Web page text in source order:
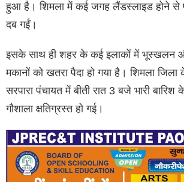
हुआ है। शिमला में कई जगह लैंडस्लाइड होने से
दब गईं।
इसके साथ ही शहर के कई इलाकों में भूस्खलन
मकानों को खतरा पैदा हो गया है। शिमला जिला
सरपारा पंचायत में बीती रात 3 बजे भारी
गौशाला क्षतिग्रस्त हो गई।